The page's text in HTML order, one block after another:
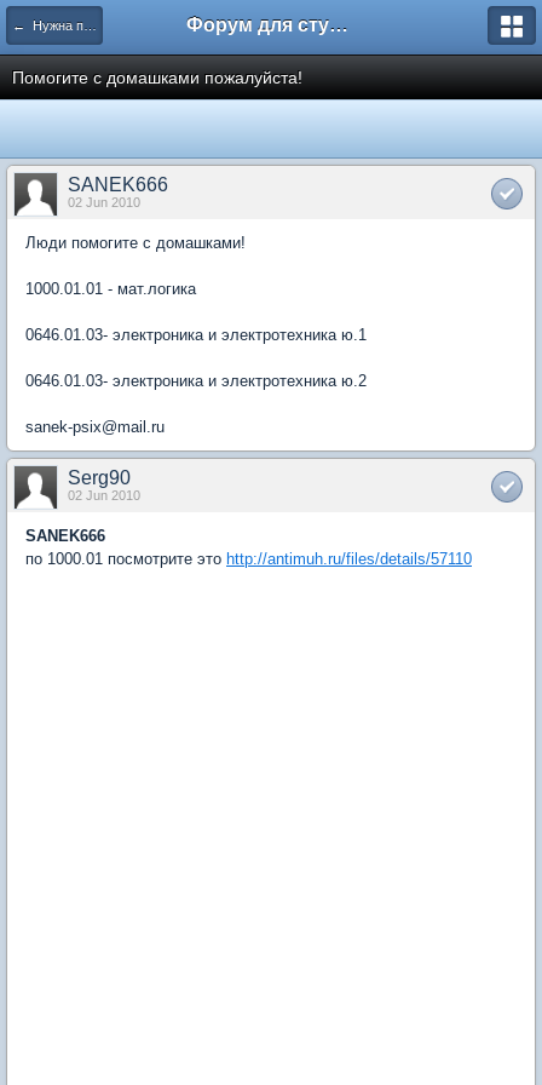
← Нужна помощь Форум для студента СГА
Помогите с домашками пожалуйста!
SANEK666
02 Jun 2010
Люди помогите с домашками!
1000.01.01 - мат.логика
0646.01.03- электроника и электротехника ю.1
0646.01.03- электроника и электротехника ю.2
sanek-psix@mail.ru
Serg90
02 Jun 2010
SANEK666
по 1000.01 посмотрите это http://antimuh.ru/files/details/57110